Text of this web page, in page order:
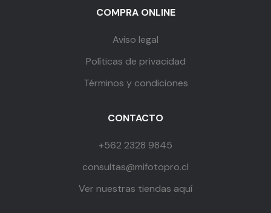
COMPRA ONLINE
Aviso legal
Políticas de privacidad
Términos y condiciones
CONTACTO
+562 2328 9845
consultas@mifotopro.cl
Ver nuestras tiendas aquí